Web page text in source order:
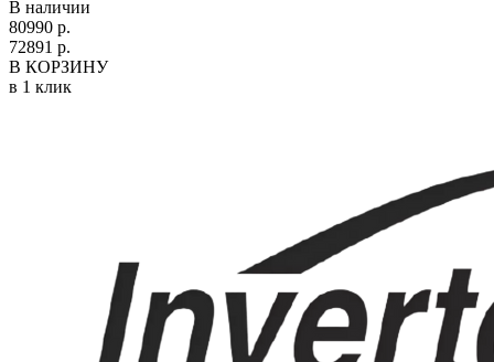
В наличии
80990 р.
72891 р.
В КОРЗИНУ
в 1 клик